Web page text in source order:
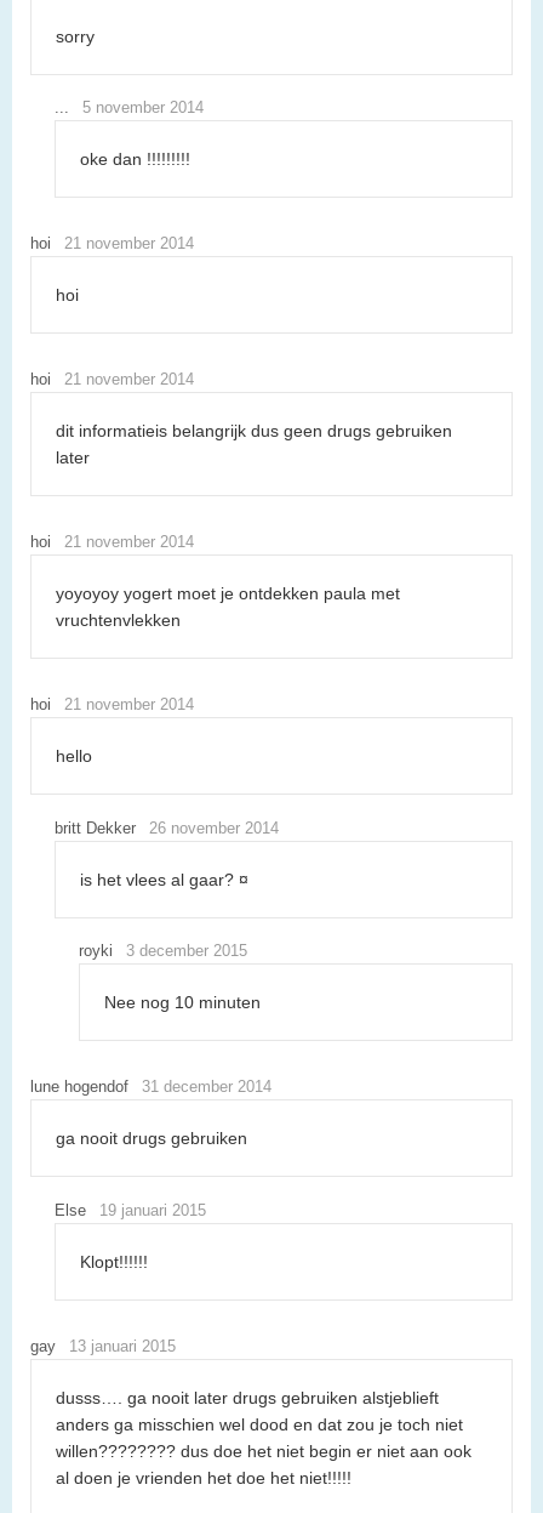
sorry
... 5 november 2014
oke dan !!!!!!!!!
hoi 21 november 2014
hoi
hoi 21 november 2014
dit informatieis belangrijk dus geen drugs gebruiken
later
hoi 21 november 2014
yoyoyoy yogert moet je ontdekken paula met
vruchtenvlekken
hoi 21 november 2014
hello
britt Dekker 26 november 2014
is het vlees al gaar? ¤
royki 3 december 2015
Nee nog 10 minuten
lune hogendof 31 december 2014
ga nooit drugs gebruiken
Else 19 januari 2015
Klopt!!!!!!
gay 13 januari 2015
dusss…. ga nooit later drugs gebruiken alstjeblieft
anders ga misschien wel dood en dat zou je toch niet
willen???????? dus doe het niet begin er niet aan ook
al doen je vrienden het doe het niet!!!!!